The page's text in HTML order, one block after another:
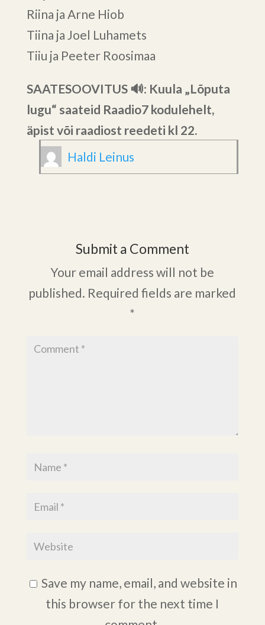
Riina ja Arne Hiob
Tiina ja Joel Luhamets
Tiiu ja Peeter Roosimaa
SAATESOOVITUS 🔊: Kuula „Lõputa
lugu“ saateid Raadio7 kodulehelt,
äpist või raadiost reedeti kl 22.
Haldi Leinus
Submit a Comment
Your email address will not be
published. Required fields are marked
*
Save my name, email, and website in
this browser for the next time I